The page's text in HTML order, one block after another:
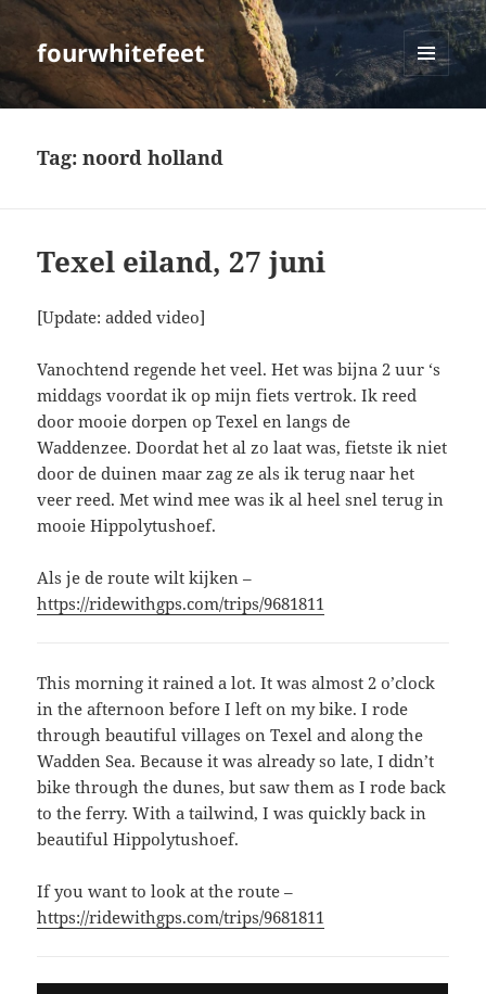
fourwhitefeet
MENU
Tag:noord holland
Texel eiland, 27 juni
[Update: added video]
Vanochtend regende het veel. Het was bijna 2 uur ‘s
middags voordat ik op mijn fiets vertrok. Ik reed
door mooie dorpen op Texel en langs de
Waddenzee. Doordat het al zo laat was, fietste ik niet
door de duinen maar zag ze als ik terug naar het
veer reed. Met wind mee was ik al heel snel terug in
mooie Hippolytushoef.
Als je de route wilt kijken –
https://ridewithgps.com/trips/9681811
This morning it rained a lot. It was almost 2 o’clock
in the afternoon before I left on my bike. I rode
through beautiful villages on Texel and along the
Wadden Sea. Because it was already so late, I didn’t
bike through the dunes, but saw them as I rode back
to the ferry. With a tailwind, I was quickly back in
beautiful Hippolytushoef.
If you want to look at the route –
https://ridewithgps.com/trips/9681811